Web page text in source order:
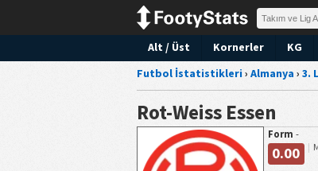
Alt / Üst Kornerler KG
Futbol İstatistikleri› Almanya › 3.
Rot-Weiss Essen
Form -
0.00